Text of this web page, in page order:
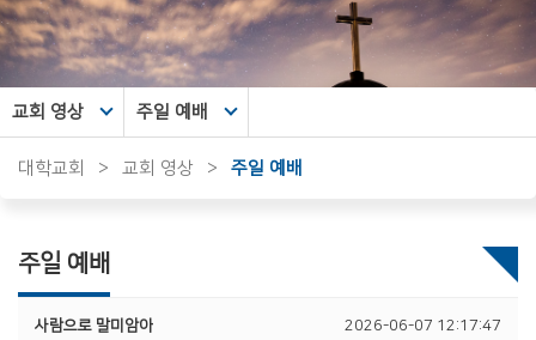
교회 영상 주일 예배
대학교회 > 교회 영상 > 주일 예배
주일 예배
사람으로 말미암아 2026-06-07 12:17:47